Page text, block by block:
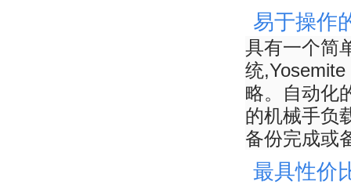
易于操作
具有一个简
统
略。自动化
的机械手负
备份完成或
最具性价